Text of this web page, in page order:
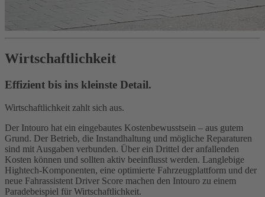
Wirtschaftlichkeit
Effizient bis ins kleinste Detail.
Wirtschaftlichkeit zahlt sich aus.
Der Intouro hat ein eingebautes Kostenbewusstsein – aus gutem
Grund. Der Betrieb, die Instandhaltung und mögliche Reparaturen
sind mit Ausgaben verbunden. Über ein Drittel der anfallenden
Kosten können und sollten aktiv beeinflusst werden. Langlebige
Hightech-Komponenten, eine optimierte Fahrzeugplattform und der
neue Fahrassistent Driver Score machen den Intouro zu einem
Paradebeispiel für Wirtschaftlichkeit.